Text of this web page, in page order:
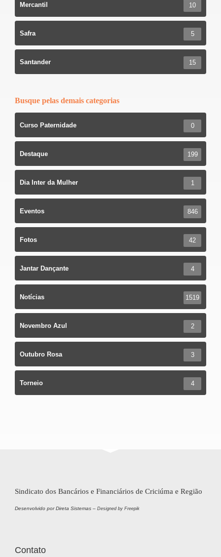
Mercantil 10
Safra 5
Santander 15
Busque pelas demais categorias
Curso Paternidade 0
Destaque 199
Dia Inter da Mulher 1
Eventos 846
Fotos 42
Jantar Dançante 4
Notícias 1519
Novembro Azul 2
Outubro Rosa 3
Torneio 4
Sindicato dos Bancários e Financiários de Criciúma e Região
Desenvolvido por Direta Sistemas – Designed by Freepik
Contato